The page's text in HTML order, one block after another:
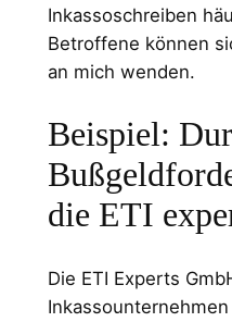
Inkassoschreiben
Betroffene können
an mich wenden.
Beispiel:
die ETI
Die ETI Experts